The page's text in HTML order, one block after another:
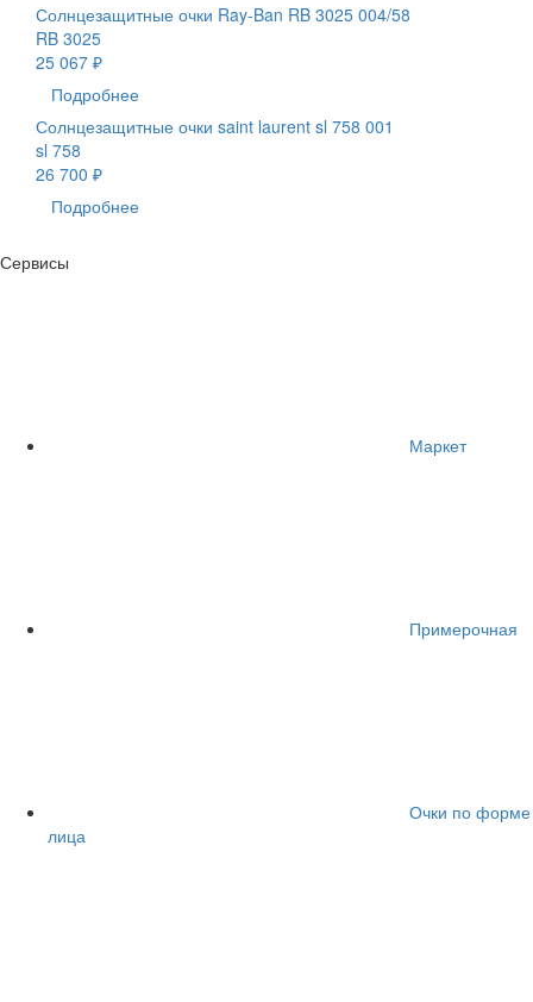
Солнцезащитные очки Ray-Ban RB 3025 004/58
RB 3025
25 067 ₽
Подробнее
Солнцезащитные очки saint laurent sl 758 001
sl 758
26 700 ₽
Подробнее
Сервисы
Маркет
Примерочная
Очки по форме
лица